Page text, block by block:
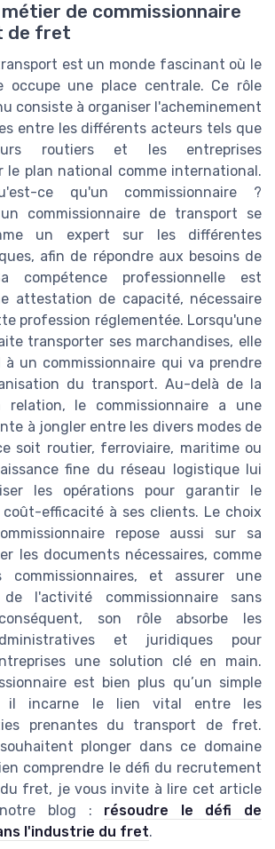
de commissionnaire
de fret
est un monde fascinant où le
occupe une place centrale. Ce rôle
consiste à organiser l'acheminement
entre les différents acteurs tels que
routiers et les entreprises
le plan national comme international.
ce qu'un commissionnaire ?
commissionnaire de transport se
un expert sur les différentes
afin de répondre aux besoins de
compétence professionnelle est
attestation de capacité, nécessaire
profession réglementée. Lorsqu'une
transporter ses marchandises, elle
un commissionnaire qui va prendre
du transport. Au-delà de la
relation, le commissionnaire a une
à jongler entre les divers modes de
soit routier, ferroviaire, maritime ou
fine du réseau logistique lui
les opérations pour garantir le
coût-efficacité à ses clients. Le choix
repose aussi sur sa
les documents nécessaires, comme
commissionnaires, et assurer une
l'activité commissionnaire sans
son rôle absorbe les
et juridiques pour
une solution clé en main.
est bien plus qu’un simple
; il incarne le lien vital entre les
prenantes du transport de fret.
plonger dans ce domaine
comprendre le défi du recrutement
fret, je vous invite à lire cet article
blog : résoudre le défi de
l'industrie du fret.